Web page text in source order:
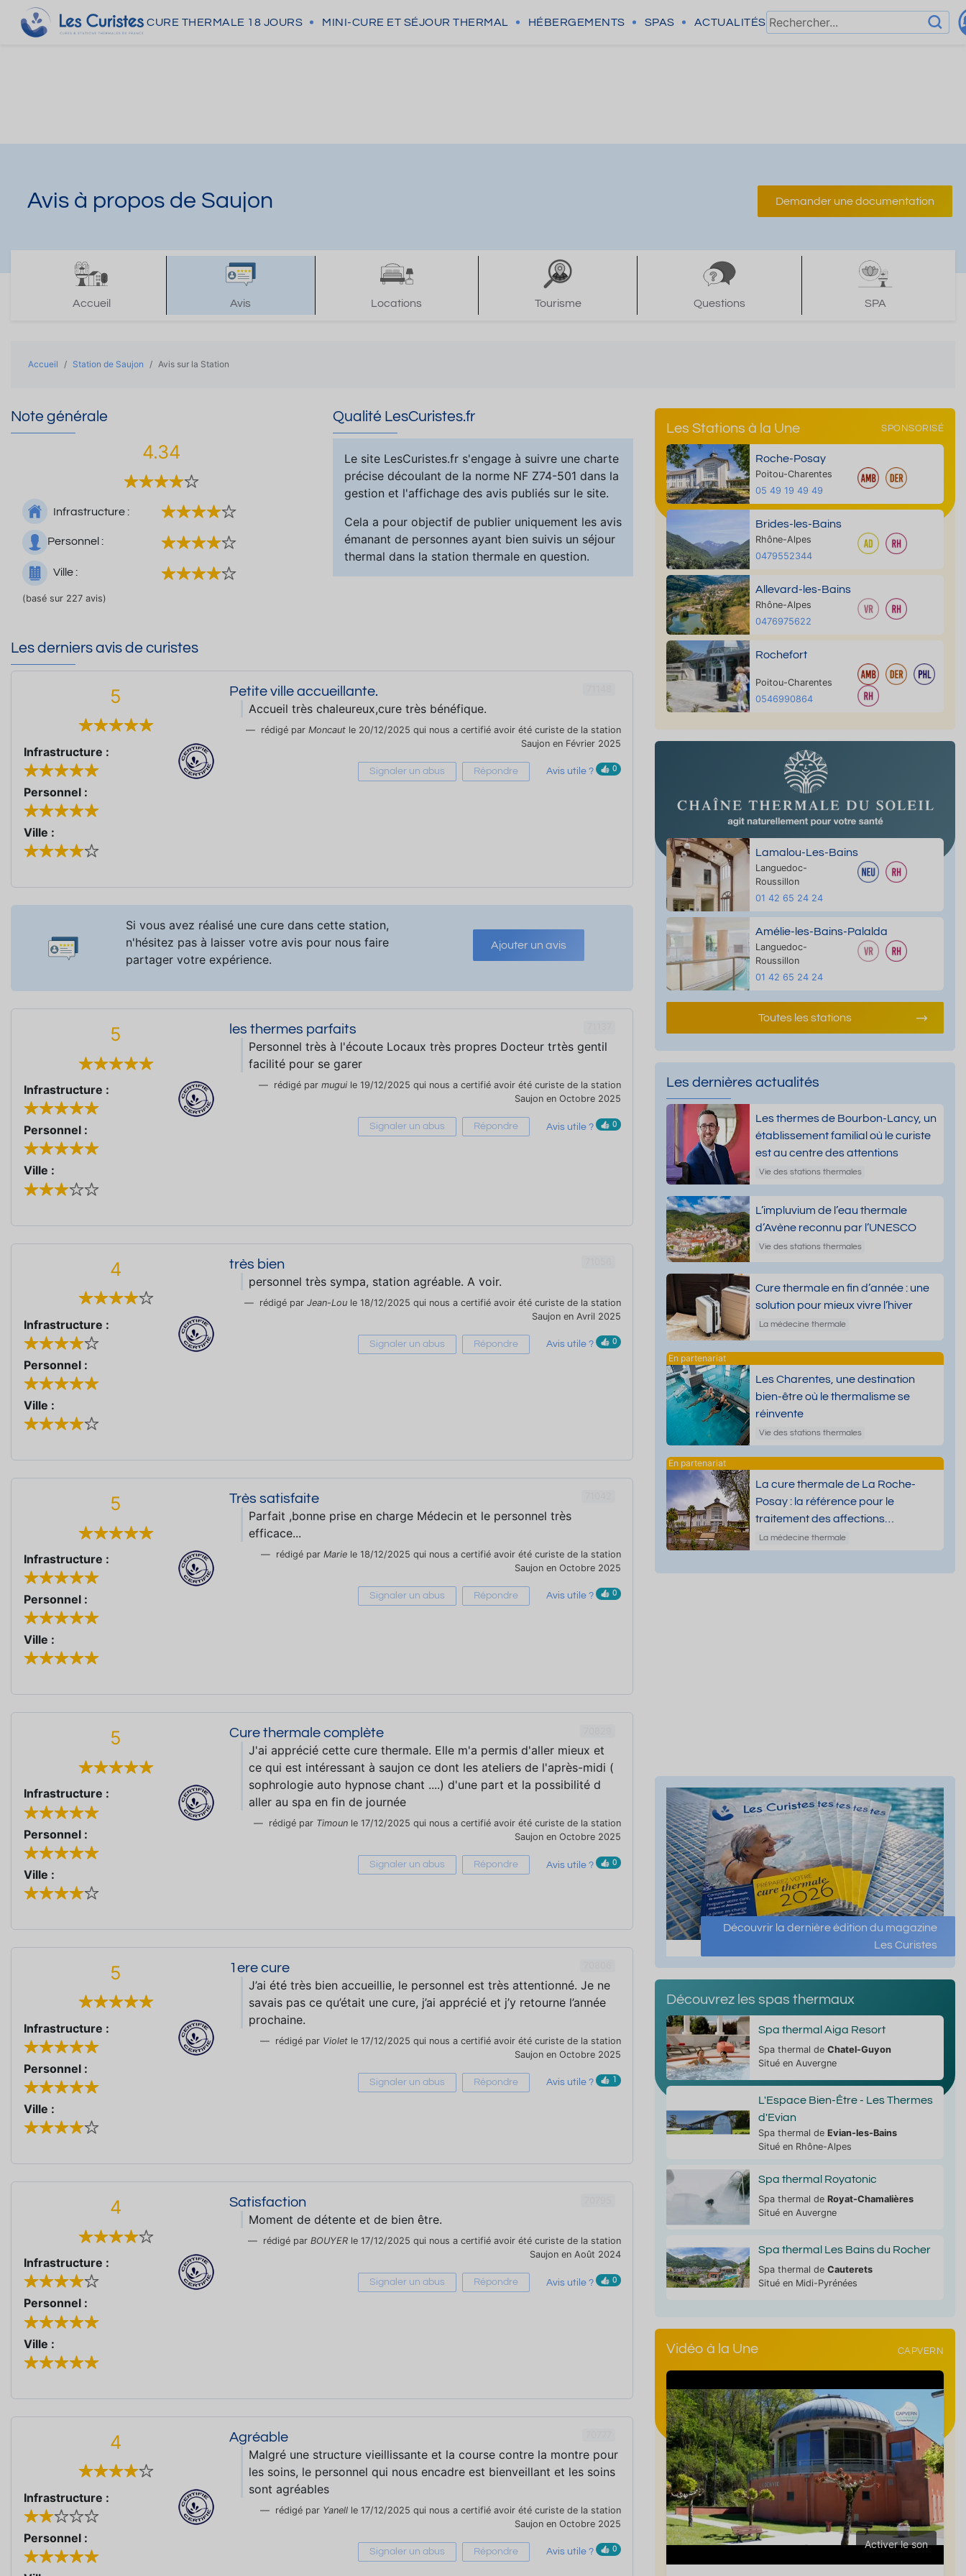
CURE THERMALE 18 JOURS MINI-CURE ET SÉJOUR THERMAL HÉBERGEMENTS SPAS ACTUALITÉS
Avis à propos de Saujon Demander une documentation
Accueil Avis Locations Tourisme Questions SPA
Accueil Station de Saujon Avis sur la Station
Note générale
4.34
Infrastructure :
Personnel :
Ville :
(basé sur 227 avis)
Qualité LesCuristes.fr
Le site LesCuristes.fr s'engage à suivre une charte
précise découlant de la norme NF Z74-501 dans la
gestion et l'affichage des avis publiés sur le site.
Cela a pour objectif de publier uniquement les avis
émanant de personnes ayant bien suivis un séjour
thermal dans la station thermale en question.
Les derniers avis de curistes
5
Infrastructure :
Personnel :
Ville :
Petite ville accueillante.
Accueil très chaleureux,cure très bénéfique.
rédigé par Moncautle 20/12/2025 qui nous a certifié avoir été curiste de la station
Saujon en Février 2025
Signaler un abus Répondre Avis utile ? 0
Si vous avez réalisé une cure dans cette station,
n'hésitez pas à laisser votre avis pour nous faire
partager votre expérience.
Ajouter un avis
5
Infrastructure :
Personnel :
Ville :
les thermes parfaits
Personnel très à l'écoute Locaux très propres Docteur trtès gentil
facilité pour se garer
rédigé par muguile 19/12/2025 qui nous a certifié avoir été curiste de la station
Saujon en Octobre 2025
Signaler un abus Répondre Avis utile ? 0
4
Infrastructure :
Personnel :
Ville :
très bien
personnel très sympa, station agréable. A voir.
rédigé par Jean-Loule 18/12/2025 qui nous a certifié avoir été curiste de la station
Saujon en Avril 2025
Signaler un abus Répondre Avis utile ? 0
5
Infrastructure :
Personnel :
Ville :
Très satisfaite
Parfait ,bonne prise en charge Médecin et le personnel très
efficace...
rédigé par Marie le 18/12/2025 qui nous a certifié avoir été curiste de la station
Saujon en Octobre 2025
Signaler un abus Répondre Avis utile ? 0
5
Infrastructure :
Personnel :
Ville :
Cure thermale complète
J'ai apprécié cette cure thermale. Elle m'a permis d'aller mieux et
ce qui est intéressant à saujon ce dont les ateliers de l'après-midi (
sophrologie auto hypnose chant ....) d'une part et la possibilité d
aller au spa en fin de journée
rédigé par Timoun le 17/12/2025 qui nous a certifié avoir été curiste de la station
Saujon en Octobre 2025
Signaler un abus Répondre Avis utile ? 0
5
Infrastructure :
Personnel :
Ville :
1ere cure
J’ai été très bien accueillie, le personnel est très attentionné. Je ne
savais pas ce qu’était une cure, j’ai apprécié et j’y retourne l’année
prochaine.
rédigé par Violet le 17/12/2025 qui nous a certifié avoir été curiste de la station
Saujon en Octobre 2025
Signaler un abus Répondre Avis utile ? 1
4
Infrastructure :
Personnel :
Ville :
Satisfaction
Moment de détente et de bien être.
rédigé par BOUYER le 17/12/2025 qui nous a certifié avoir été curiste de la station
Saujon en Août 2024
Signaler un abus Répondre Avis utile ? 0
4
Infrastructure :
Personnel :
Agréable
Malgré une structure vieillissante et la course contre la montre pour
les soins, le personnel qui nous encadre est bienveillant et les soins
sont agréables
rédigé par Yanellle 17/12/2025 qui nous a certifié avoir été curiste de la station
Saujon en Octobre 2025
Signaler un abus Répondre Avis utile ? 0
Les Stations à la Une SPONSORISÉ
Roche-Posay
Poitou-Charentes
05 49 19 49 49
Brides-les-Bains
Rhône-Alpes
0479552344
Allevard-les-Bains
Rhône-Alpes
0476975622
Rochefort
Poitou-Charentes
0546990864
Lamalou-Les-Bains
Languedoc-
Roussillon
01 42 65 24 24
Amélie-les-Bains-Palalda
Languedoc-
Roussillon
01 42 65 24 24
Toutes les stations
Les dernières actualités
Les thermes de Bourbon-Lancy, un
établissement familial où le curiste
est au centre des attentions
Vie des stations thermales
L’impluvium de l’eau thermale
d’Avène reconnu par l’UNESCO
Vie des stations thermales
Cure thermale en fin d’année : une
solution pour mieux vivre l’hiver
La médecine thermale
Les Charentes, une destination
bien-être où le thermalisme se
réinvente
Vie des stations thermales
La cure thermale de La Roche-
Posay : la référence pour le
traitement des affections
dermatologiques
La médecine thermale
Découvrir la dernière édition du magazine
Les Curistes
Découvrez les spas thermaux
Spa thermal Aiga Resort
Spa thermal de Chatel-Guyon
Situé en Auvergne
L'Espace Bien-Être - Les Thermes
d'Evian
Spa thermal de Evian-les-Bains
Situé en Rhône-Alpes
Spa thermal Royatonic
Spa thermal de Royat-Chamalières
Situé en Auvergne
Spa thermal Les Bains du Rocher
Spa thermal de Cauterets
Situé en Midi-Pyrénées
Vidéo à la Une CAPVERN
Activer le son